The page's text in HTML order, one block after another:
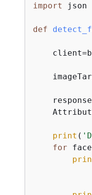
import
json
def
print (
for